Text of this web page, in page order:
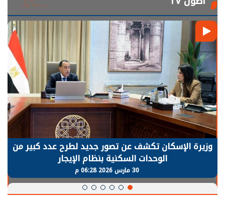
الرئيس السيسي: توقف الأنشطة في قطاع الطاقة
يحتاج إلى سنوات لعودة معدلات الإنتاج الطبيعية